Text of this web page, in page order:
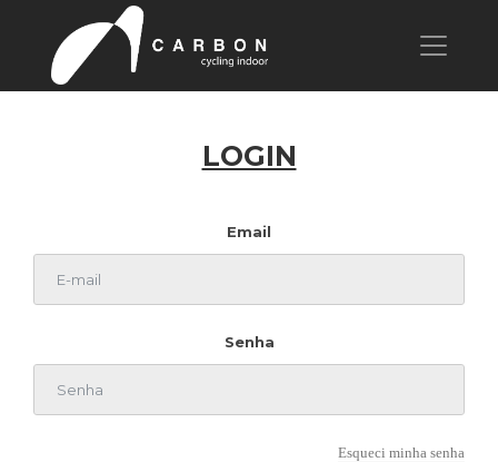
LOGIN
Email
Senha
Esqueci minha senha